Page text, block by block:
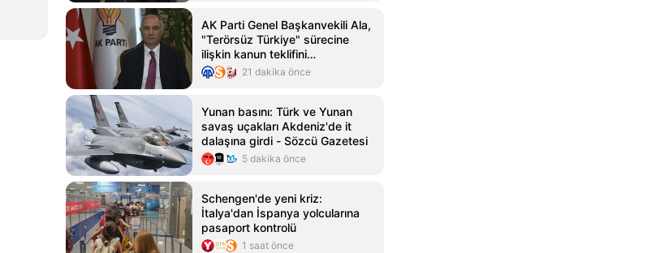
AK Parti Genel Başkanvekili Ala,
"Terörsüz Türkiye" sürecine
ilişkin kanun teklifini
değerlendirdi21 dakika önce
Yunan basını: Türk ve Yunan
savaş uçakları Akdeniz'de it
dalaşına girdi - Sözcü Gazetesi
5 dakika önce
Schengen'de yeni kriz:
İtalya'dan İspanya yolcularına
pasaport kontrolü
1 saat önce